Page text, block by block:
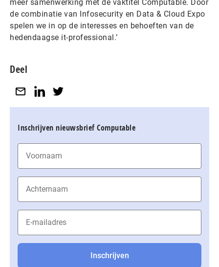
meer samenwerking met de vaktitel Computable. Door
de combinatie van Infosecurity en Data & Cloud Expo
spelen we in op de interesses en behoeften van de
hedendaagse it-professional.’
Deel
Inschrijven nieuwsbrief Computable